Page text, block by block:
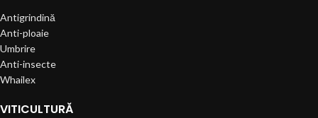
Antigrindină
Anti-ploaie
Umbrire
Anti-insecte
Whailex
VITICULTURĂ